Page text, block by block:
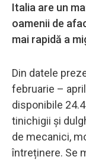
Italia are un
oamenii de
mai rapidă a
Din datele
februarie –
disponibile
tinichigii și
de mecanici,
întreținere. Se